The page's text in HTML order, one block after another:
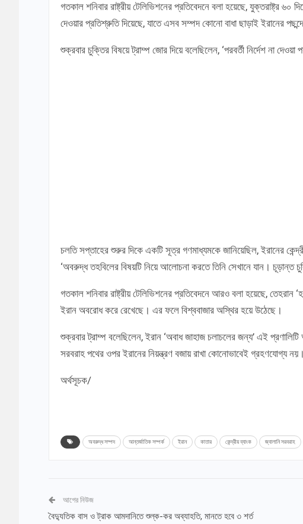
গতকাল শনিবার রাষ্ট্রীয় টেলিভিশনের প্রতিবেদনে বলা হয়েছে, যুক্তরাষ্ট্র
দেওয়ার প্রতিশ্রুতি দিয়েছে, যাতে এসব সম্পদ কোনো বাধা ছাড়াই ইরানের
শুক্রবার চুক্তির বিষয়ে ট্রাম্প জোর দিয়ে বলেছিলেন, ‘পরবর্তী নির্দেশ না
চলতি সপ্তাহের শুরুর দিকে একটি সূত্র গণমাধ্যমকে জানিয়েছিল, ইরানের
‘অবরুদ্ধ তহবিলের বিষয়টি নিয়ে আলোচনা করতে তিনি সেখানে যান। চূড়ান্ত
গতকাল শনিবার রাষ্ট্রীয় টেলিভিশনের প্রতিবেদনে আরও বলা হয়েছে, তেহরান
ইরান অবরোধ করে রেখেছে। এর ফলে বিশ্ববাজার অস্থির হয়ে উঠেছে।
শুক্রবার ট্রাম্প বলেছিলেন, ইরান ‘অবাধ জাহাজ চলাচলের জন্য’ এই
সরবরাহ পথের ওপর ইরানের নিয়ন্ত্রণ বজায় রাখা কোনোভাবেই গ্রহণযোগ্য নয়।
অর্থসূচক/
অবরুদ্ধ সম্পদ আন্তর্জাতিক সম্পর্ক ইরান কাতার কেন্দ্রীয় ব্যাংক জ্বালানি সরবরাহ
আগের নিউজ
বৈদ্যুতিক বাস ও ট্রাক আমদানিতে শুল্ক-কর অব্যাহতি, মানতে হবে ৩ শর্ত